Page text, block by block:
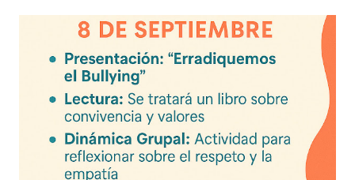
frecuentes Beneficios de utilizar estos exámenes trimestrales
Evaluaciones alineadas al programa oficial. Formato optimizado
para impresión o uso en plataformas educativas. Reactivos que
fortalecen la comprensión y el pensamiento crítico. Ideal para
formación docente y evaluación diagnóstica. Material
descargable PDF editable. Estos exámenes también pueden
integrarse en herramientas digitales pa...